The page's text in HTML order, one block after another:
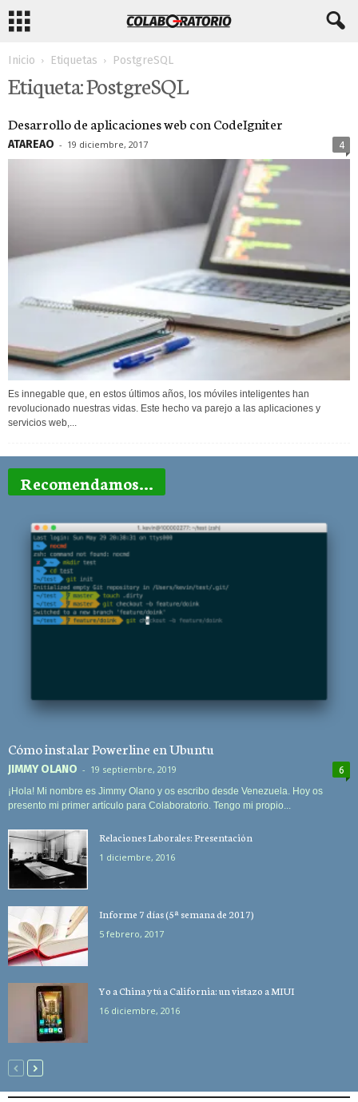
Inicio Etiquetas PostgreSQL
Etiqueta: PostgreSQL
Desarrollo de aplicaciones web con CodeIgniter
ATAREAO - 19 diciembre, 2017 4
Es innegable que, en estos últimos años, los móviles inteligentes han
revolucionado nuestras vidas. Este hecho va parejo a las aplicaciones y
servicios web,...
Recomendamos...
Cómo instalar Powerline en Ubuntu
JIMMY OLANO - 19 septiembre, 2019 6
¡Hola! Mi nombre es Jimmy Olano y os escribo desde Venezuela. Hoy os
presento mi primer artículo para Colaboratorio. Tengo mi propio...
Relaciones Laborales: Presentación
1 diciembre, 2016
Informe 7 días (5ª semana de 2017)
5 febrero, 2017
Yo a China y tú a California: un vistazo a MIUI
16 diciembre, 2016